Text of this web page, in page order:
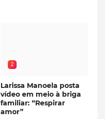
2
Larissa Manoela posta
vídeo em meio à briga
familiar: “Respirar
amor”